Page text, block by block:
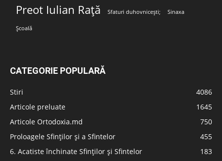
Preot Iulian Rață Sfaturi duhovnicești; Sinaxa
Școală
CATEGORIE POPULARĂ
Stiri
4086
Articole preluate
1645
Articole Ortodoxia.md
750
Proloagele Sfinților și a Sfintelor
455
6. Acatiste închinate Sfinților și Sfintelor
183